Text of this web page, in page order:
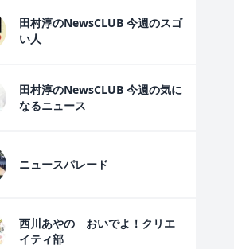
田村淳のNewsCLUB 今週のスゴ
い人
田村淳のNewsCLUB 今週の気に
なるニュース
ニュースパレード
西川あやの おいでよ！クリエ
イティ部